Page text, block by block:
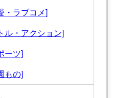
・ラブコメ]
ル・アクション]
ーツ]
もの]